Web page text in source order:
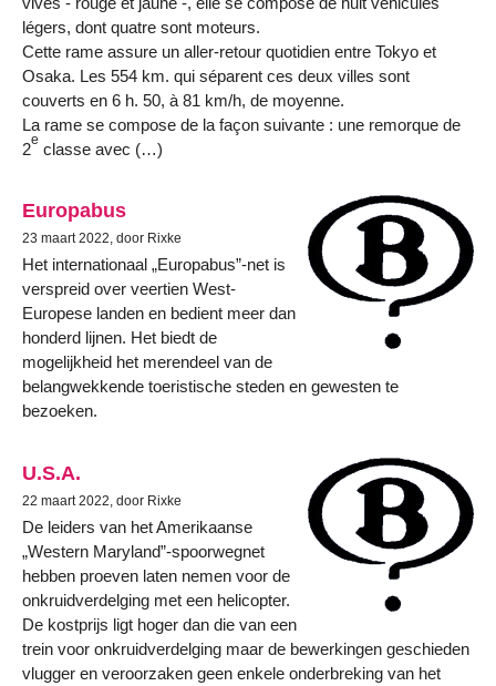
légers, dont quatre sont moteurs.
Cette rame assure un aller-retour quotidien entre Tokyo et
Osaka. Les 554 km. qui séparent ces deux villes sont
couverts en 6 h. 50, à 81 km/h, de moyenne.
La rame se compose de la façon suivante : une remorque de
2e classe avec (…)
Europabus
23 maart 2022, door Rixke
Het internationaal „Europabus”-net is
verspreid over veertien West-
Europese landen en bedient meer dan
honderd lijnen. Het biedt de
mogelijkheid het merendeel van de
belangwekkende toeristische steden en gewesten te
bezoeken.
U.S.A.
22 maart 2022, door Rixke
De leiders van het Amerikaanse
„Western Maryland”-spoorwegnet
hebben proeven laten nemen voor de
onkruidverdelging met een helicopter.
De kostprijs ligt hoger dan die van een
trein voor onkruidverdelging maar de bewerkingen geschieden
vlugger en veroorzaken geen enkele onderbreking van het